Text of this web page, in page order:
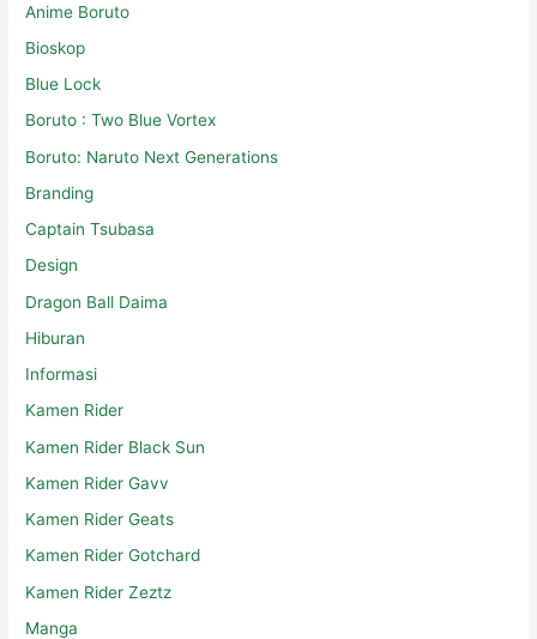
Anime Boruto
Bioskop
Blue Lock
Boruto : Two Blue Vortex
Boruto: Naruto Next Generations
Branding
Captain Tsubasa
Design
Dragon Ball Daima
Hiburan
Informasi
Kamen Rider
Kamen Rider Black Sun
Kamen Rider Gavv
Kamen Rider Geats
Kamen Rider Gotchard
Kamen Rider Zeztz
Manga